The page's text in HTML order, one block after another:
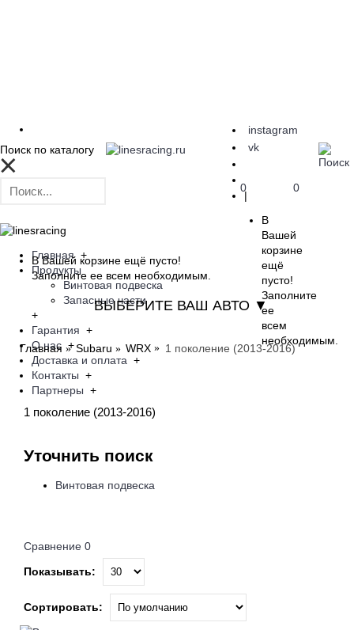
instagram
vk
|
Поиск по каталогу
0
В
Вашей
корзине
ещё
пусто!
Заполните
ее
всем
необходимым.
Главная +
Продукты
Винтовая подвеска
Запасные части
+
Гарантия +
О нас +
Доставка и оплата +
Контакты +
Партнеры +
0
В Вашей корзине ещё пусто!
Заполните ее всем необходимым.
ВЫБЕРИТЕ ВАШ АВТО ▼
Главная Subaru WRX 1 поколение (2013-2016)
1 поколение (2013-2016)
Уточнить поиск
Винтовая подвеска
Сравнение 0
Показывать:
Сортировать: